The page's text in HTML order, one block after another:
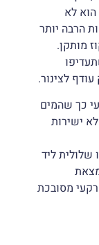
לא
הרבה יותר
מותקן.
לצינור.
כך שהמים
ישירות
ליד
מסובכת